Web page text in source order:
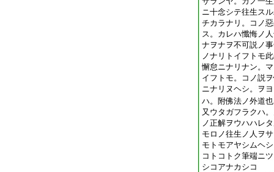
ニ十念シテ往生ス
チカラナリ。コノ
ス。カレハ懺悔ノ
ナヲナヲ不可説ノ
ノナリトイフトモ
懈怠ニナリナン。
イフトモ。コノ説
ニナリヌヘシ。ヲ
ハ。附佛法ノ外道
又ウタガフラクハ
ノ正解ヲウハハレ
モロノ往生ノ人ヲ
モトモアヤシムヘ
コトコトク筆端ニ
シコアナカシコ